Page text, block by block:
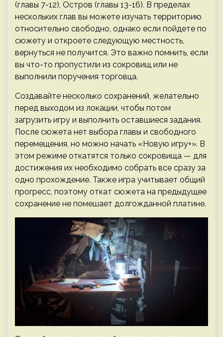
(главы 7-12), Остров (главы 13-16). В пределах
нескольких глав вы можете изучать территорию
относительно свободно, однако если пойдете по
сюжету и откроете следующую местность,
вернуться не получится. Это важно помнить, если
вы что-то пропустили из сокровищ или не
выполнили поручения торговца.
Создавайте несколько сохранений, желательно
перед выходом из локации, чтобы потом
загрузить игру и выполнить оставшиеся задания.
После сюжета нет выбора главы и свободного
перемещения, но можно начать «Новую игру+». В
этом режиме откатятся только сокровища — для
достижения их необходимо собрать все сразу за
одно прохождение. Также игра учитывает общий
прогресс, поэтому откат сюжета на предыдущее
сохранение не помешает долгожданной платине.